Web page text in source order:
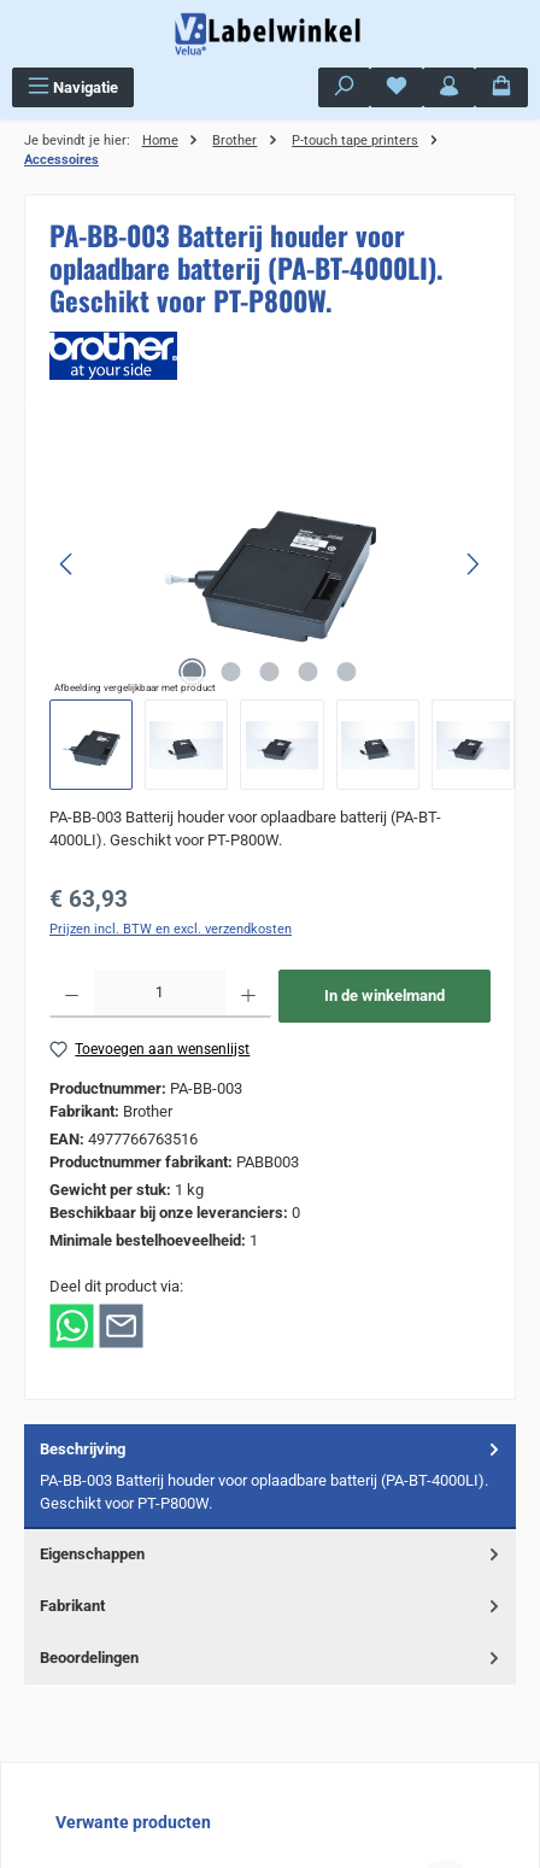
Navigatie Je hebt 0 items op
Je bevindt je hier: Home Brother
P-touch tape printers
Accessoires
PA-BB-003 Batterij houder voor
oplaadbare batterij (PA-BT-4000LI).
Geschikt voor PT-P800W.
Afbeelding vergelijkbaar met product
PA-BB-003 Batterij houder voor oplaadbare batterij (PA-BT-
4000LI). Geschikt voor PT-P800W.
Normale prijs:
€ 63,93
Prijzen incl. BTW en excl. verzendkosten
In de winkelmand
Toevoegen aan wensenlijst
Productnummer: PA-BB-003
Fabrikant: Brother
EAN: 4977766763516
Productnummer fabrikant: PABB003
Gewicht per stuk: 1 kg
Beschikbaar bij onze leveranciers: 0
Minimale bestelhoeveelheid: 1
Deel dit product via:
Beschrijving
PA-BB-003 Batterij houder voor oplaadbare batterij (PA-BT-4000LI).
Geschikt voor PT-P800W.
Eigenschappen
Fabrikant
Beoordelingen
Sla de afbeeldingengalerij over
Verwante producten